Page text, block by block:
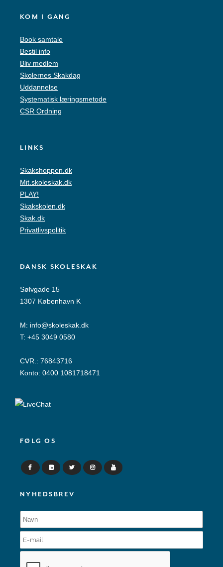
KOM I GANG
Book samtale
Bestil info
Bliv medlem
Skolernes Skakdag
Uddannelse
Systematisk læringsmetode
CSR Ordning
LINKS
Skakshoppen.dk
Mit.skoleskak.dk
PLAY!
Skakskolen.dk
Skak.dk
Privatlivspolitik
DANSK SKOLESKAK
Sølvgade 15
1307 København K
M: info@skoleskak.dk
T: +45 3049 0580
CVR.: 76843716
Konto: 0400 1081718471
FØLG OS
NYHEDSBREV